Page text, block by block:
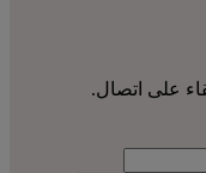
على اتصال.